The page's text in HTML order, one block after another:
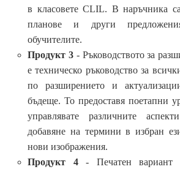
в класовете CLIL. В наръчника
планове и други
обучителите.
Продукт 3- Ръководството за
е техническо ръководство за
по разширението и
бъдеще. То предоставя поетапни
управлявате различните
добавяне на термини в избран
нови изображения.
Продукт 4- Печатен вариант